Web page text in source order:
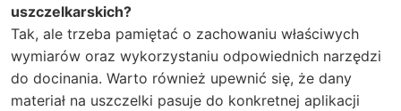
uszczelkarskich?
Tak, ale trzeba pamiętać o zachowaniu właściwych
wymiarów oraz wykorzystaniu odpowiednich narzędzi
do docinania. Warto również upewnić się, że dany
materiał na uszczelki pasuje do konkretnej aplikacji